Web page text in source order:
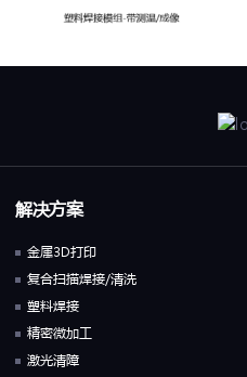
解决方案
金属3D打印
复合扫描焊接/清洗
塑料焊接
精密微加工
激光清障